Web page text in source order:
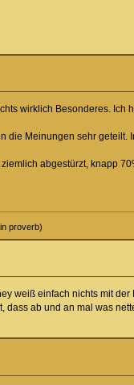
wirklich Besonderes.
die Meinungen sehr geteilt.
abgestürzt, knapp
proverb)
weiß einfach nichts mit
ab und an mal was